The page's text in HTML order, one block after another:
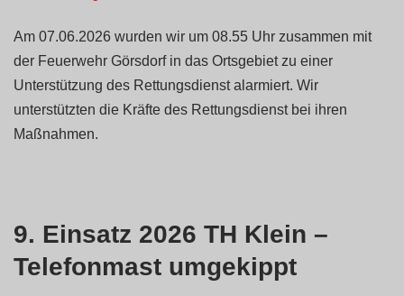
Am 07.06.2026 wurden wir um 08.55 Uhr zusammen mit
der Feuerwehr Görsdorf in das Ortsgebiet zu einer
Unterstützung des Rettungsdienst alarmiert. Wir
unterstützten die Kräfte des Rettungsdienst bei ihren
Maßnahmen.
9. Einsatz 2026 TH Klein –
Telefonmast umgekippt